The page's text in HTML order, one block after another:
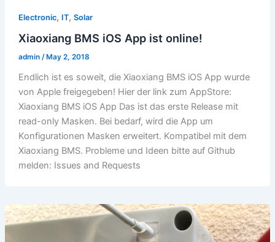
Electronic, IT, Solar
Xiaoxiang BMS iOS App ist online!
admin / May 2, 2018
Endlich ist es soweit, die Xiaoxiang BMS iOS App wurde
von Apple freigegeben! Hier der link zum AppStore:
Xiaoxiang BMS iOS App Das ist das erste Release mit
read-only Masken. Bei bedarf, wird die App um
Konfigurationen Masken erweitert. Kompatibel mit dem
Xiaoxiang BMS. Probleme und Ideen bitte auf Github
melden: Issues and Requests